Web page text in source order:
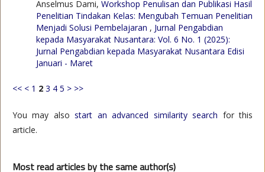
Anselmus Dami, Workshop Penulisan dan Publikasi Hasil
Penelitian Tindakan Kelas: Mengubah Temuan Penelitian
Menjadi Solusi Pembelajaran , Jurnal Pengabdian
kepada Masyarakat Nusantara: Vol. 6 No. 1 (2025):
Jurnal Pengabdian kepada Masyarakat Nusantara Edisi
Januari - Maret
<< < 1 2 3 4 5 > >>
You may alsostart an advanced similarity search for this
article.
Most read articles by the same author(s)